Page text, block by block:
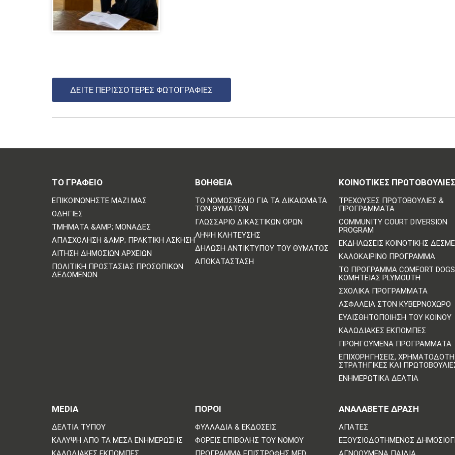
ΔΕΊΤΕ ΠΕΡΙΣΣΌΤΕΡΕΣ ΦΩΤΟΓΡΑΦΊΕΣ
ΤΟ ΓΡΑΦΕΙΟ
ΕΠΙΚΟΙΝΩΝΗΣΤΕ ΜΑΖΙ ΜΑΣ
ΟΔΗΓΊΕΣ
ΤΜΉΜΑΤΑ &AMP; ΜΟΝΆΔΕΣ
ΑΠΑΣΧΌΛΗΣΗ &AMP; ΠΡΑΚΤΙΚΉ ΆΣΚΗΣΗ
ΑΊΤΗΣΗ ΔΗΜΌΣΙΩΝ ΑΡΧΕΊΩΝ
ΠΟΛΙΤΙΚΗ ΠΡΟΣΤΑΣΙΑΣ ΠΡΟΣΩΠΙΚΩΝ
ΔΕΔΟΜΕΝΩΝ
ΒΟΗΘΕΙΑ
ΤΟ ΝΟΜΟΣΧΈΔΙΟ ΓΙΑ ΤΑ ΔΙΚΑΙΏΜΑΤΑ
ΤΩΝ ΘΥΜΆΤΩΝ
ΓΛΩΣΣΆΡΙΟ ΔΙΚΑΣΤΙΚΏΝ ΌΡΩΝ
ΛΉΨΗ ΚΛΉΤΕΥΣΗΣ
ΔΉΛΩΣΗ ΑΝΤΙΚΤΎΠΟΥ ΤΟΥ ΘΎΜΑΤΟΣ
ΑΠΟΚΑΤΆΣΤΑΣΗ
ΚΟΙΝΟΤΙΚΈΣ ΠΡΩΤΟΒΟΥΛΊΕΣ
ΤΡΈΧΟΥΣΕΣ ΠΡΩΤΟΒΟΥΛΊΕΣ &
ΠΡΟΓΡΆΜΜΑΤΑ
COMMUNITY COURT DIVERSION
PROGRAM
ΕΚΔΗΛΏΣΕΙΣ ΚΟΙΝΟΤΙΚΉΣ
ΚΑΛΟΚΑΙΡΙΝΌ ΠΡΌΓΡΑΜΜΑ
ΤΟ ΠΡΌΓΡΑΜΜΑ COMFORT
ΚΟΜΗΤΕΊΑΣ PLYMOUTH
ΣΧΟΛΙΚΆ ΠΡΟΓΡΆΜΜΑΤΑ
ΑΣΦΆΛΕΙΑ ΣΤΟΝ ΚΥΒΕΡΝΟΧΏΡΟ
ΕΥΑΙΣΘΗΤΟΠΟΊΗΣΗ ΤΟΥ ΚΟΙΝΟΎ
ΚΑΛΩΔΙΑΚΈΣ ΕΚΠΟΜΠΈΣ
ΠΡΟΗΓΟΎΜΕΝΑ ΠΡΟΓΡΆΜΜΑΤΑ
ΕΠΙΧΟΡΗΓΉΣΕΙΣ,
ΣΤΡΑΤΗΓΙΚΈΣ ΚΑΙ
ΕΝΗΜΕΡΩΤΙΚΆ ΔΕΛΤΊΑ
MEDIA
ΔΕΛΤΊΑ ΤΎΠΟΥ
ΚΆΛΥΨΗ ΑΠΌ ΤΑ ΜΈΣΑ ΕΝΗΜΈΡΩΣΗΣ
ΠΟΡΟΙ
ΦΥΛΛΆΔΙΑ & ΕΚΔΌΣΕΙΣ
ΦΟΡΕΊΣ ΕΠΙΒΟΛΉΣ ΤΟΥ ΝΌΜΟΥ
ΑΝΑΛΆΒΕΤΕ ΔΡΆΣΗ
ΑΠΆΤΕΣ
ΕΞΟΥΣΙΟΔΟΤΗΜΈΝΟΣ